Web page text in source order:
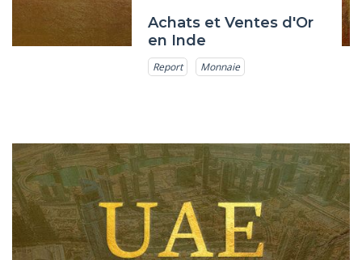
Achats et Ventes d'Or
en Inde
Report Monnaie